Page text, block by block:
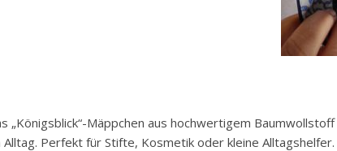
„Königsblick“-Mäppchen aus hochwertigem
Perfekt für Stifte, Kosmetik oder kleine Alltagshelfer.